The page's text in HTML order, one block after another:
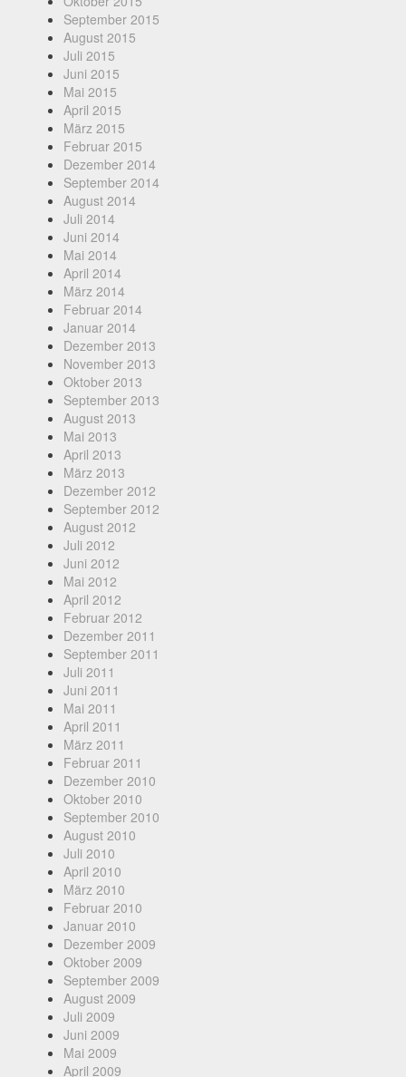
September 2015
August 2015
Juli 2015
Juni 2015
Mai 2015
April 2015
März 2015
Februar 2015
Dezember 2014
September 2014
August 2014
Juli 2014
Juni 2014
Mai 2014
April 2014
März 2014
Februar 2014
Januar 2014
Dezember 2013
November 2013
Oktober 2013
September 2013
August 2013
Mai 2013
April 2013
März 2013
Dezember 2012
September 2012
August 2012
Juli 2012
Juni 2012
Mai 2012
April 2012
Februar 2012
Dezember 2011
September 2011
Juli 2011
Juni 2011
Mai 2011
April 2011
März 2011
Februar 2011
Dezember 2010
Oktober 2010
September 2010
August 2010
Juli 2010
April 2010
März 2010
Februar 2010
Januar 2010
Dezember 2009
Oktober 2009
September 2009
August 2009
Juli 2009
Juni 2009
Mai 2009
April 2009